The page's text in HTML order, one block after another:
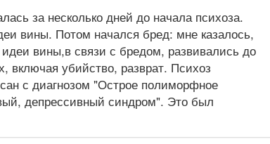
за несколько дней до начала психоза.
вины. Потом начался бред: мне казалось,
вины,в связи с бредом, развивались до
включая убийство, разврат. Психоз
с диагнозом "Острое полиморфное
депрессивный синдром". Это был